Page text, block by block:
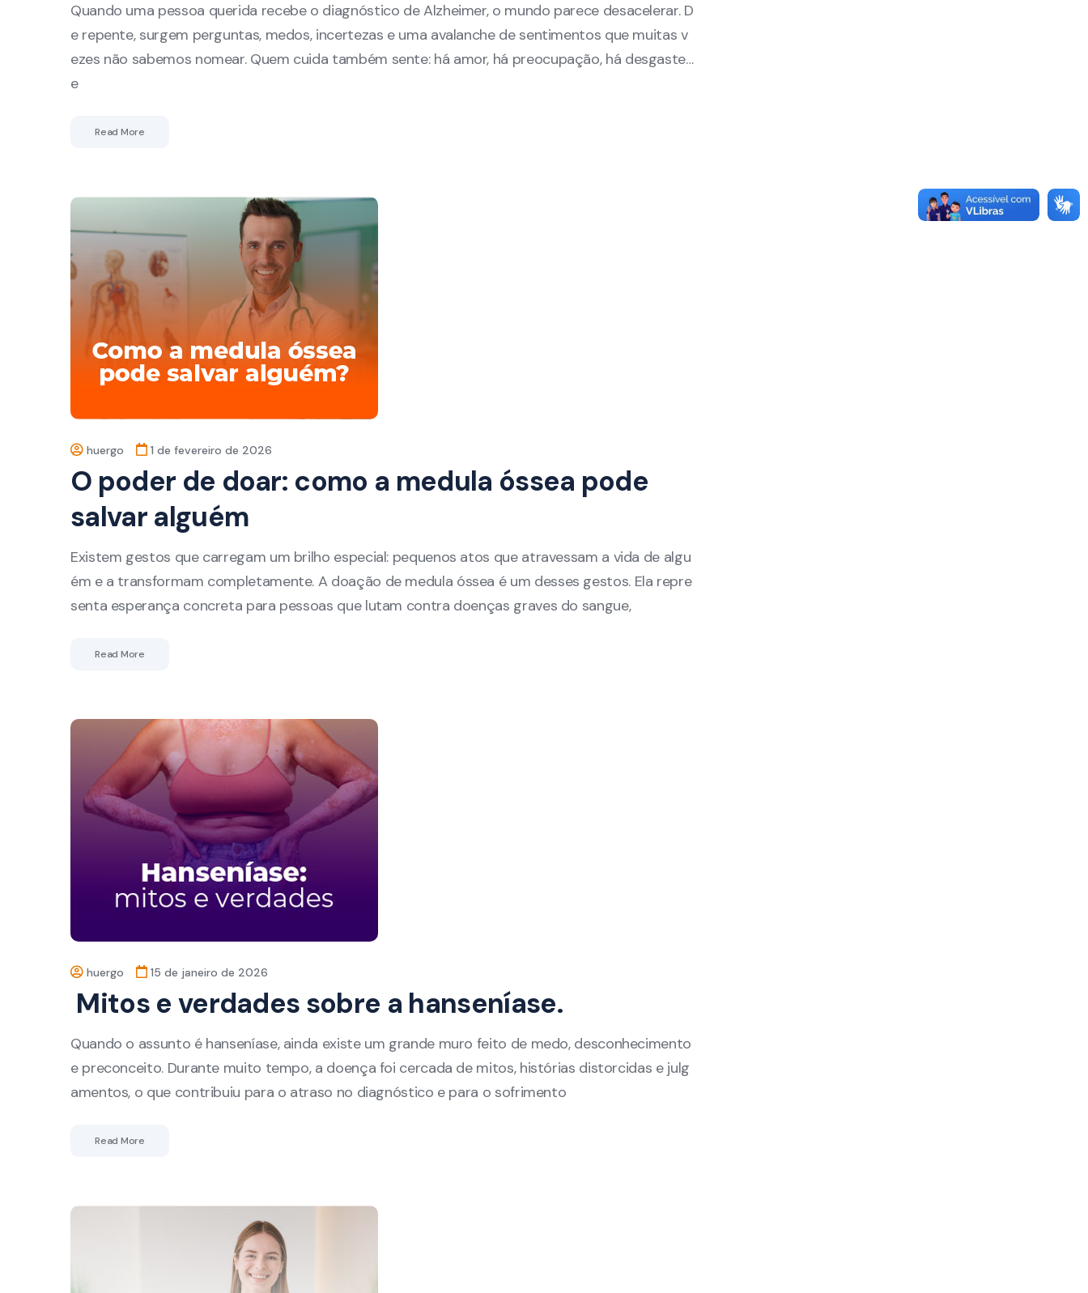
Quando uma pessoa querida recebe o diagnóstico de Alzheimer, o mundo parece desacelerar. D
e repente, surgem perguntas, medos, incertezas e uma avalanche de sentimentos que muitas v
ezes não sabemos nomear. Quem cuida também sente: há amor, há preocupação, há desgaste…
e
Read More
huergo 1 de fevereiro de 2026
O poder de doar: como a medula óssea pode
salvar alguém
Existem gestos que carregam um brilho especial: pequenos atos que atravessam a vida de algu
ém e a transformam completamente. A doação de medula óssea é um desses gestos. Ela repre
senta esperança concreta para pessoas que lutam contra doenças graves do sangue,
Read More
huergo 15 de janeiro de 2026
Mitos e verdades sobre a hanseníase.
Quando o assunto é hanseníase, ainda existe um grande muro feito de medo, desconhecimento
e preconceito. Durante muito tempo, a doença foi cercada de mitos, histórias distorcidas e julg
amentos, o que contribuiu para o atraso no diagnóstico e para o sofrimento
Read More